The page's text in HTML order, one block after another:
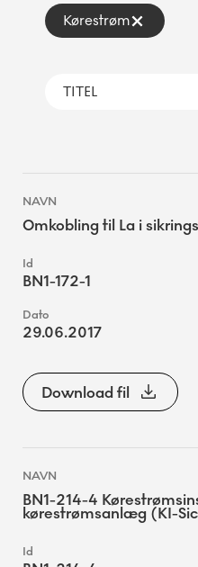
Kørestrøm
Omkobling til La i
BN1-172-1
29.06.2017
Download fil
BN1-214-4
kørestrømsanlæg (KI-